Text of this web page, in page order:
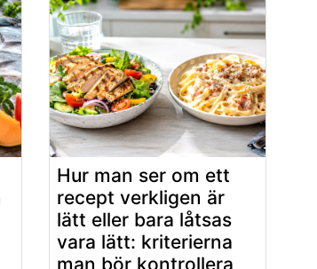
Hur man ser om ett
recept verkligen är
lätt eller bara låtsas
vara lätt: kriterierna
man bör kontrollera